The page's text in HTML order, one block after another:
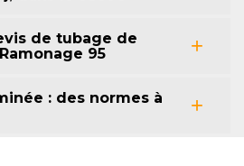
de tubage de
95
: des normes à